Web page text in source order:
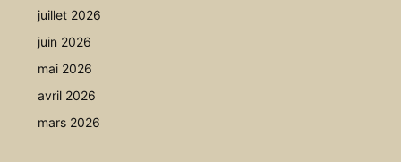
juillet 2026
juin 2026
mai 2026
avril 2026
mars 2026